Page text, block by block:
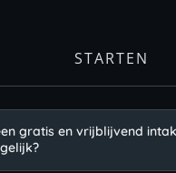
STARTEN
gratis en vrijblijvend